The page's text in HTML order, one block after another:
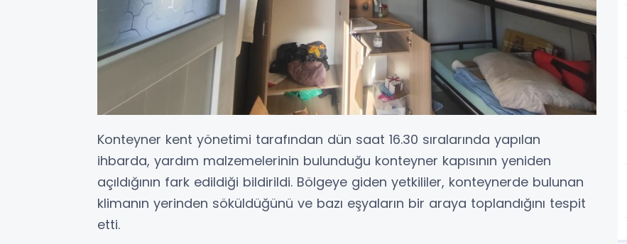
Konteyner kent yönetimi tarafından dün saat 16.30 sıralarında yapılan
ihbarda, yardım malzemelerinin bulunduğu konteyner kapısının yeniden
açıldığının fark edildiği bildirildi. Bölgeye giden yetkililer, konteynerde bulunan
klimanın yerinden söküldüğünü ve bazı eşyaların bir araya toplandığını tespit
etti.